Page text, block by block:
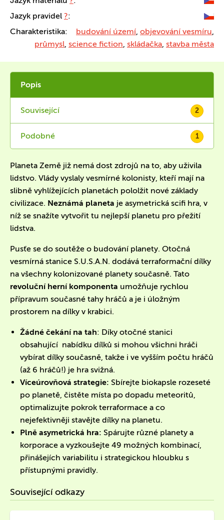
Jazyk pravidel ?:
Charakteristika:
budování území, objevování vesmíru,
průmysl, science fiction, skládačka, stavba města
Popis
Související 2
Podobné 1
Planeta Země již nemá dost zdrojů na to, aby uživila
lidstvo. Vlády vyslaly vesmírné kolonisty, kteří mají na
slibně vyhlížejících planetách pololžit nové základy
civilizace. Neznámá planeta je asymetrická scifi hra, v
níž se snažíte vytvořit tu nejlepší planetu pro přežití
lidstva.
Pusťe se do soutěže o budování planety. Otočná
vesmírná stanice S.U.S.A.N. dodává terraformační dílky
na všechny kolonizované planety současně. Tato
revoluční herní komponenta umožňuje rychlou
přípravum současné tahy hráčů a je i úložným
prostorem na dílky v krabici.
Žádné čekání na tah: Díky otočné stanici
obsahující nabídku dílků si mohou všichni hráči
vybírat dílky současně, takže i ve vyšším počtu hráčů
(až 6 hráčů!) je hra svižná.
Víceúrovňová strategie: Sbírejte biokapsle rozeseté
po planetě, čistěte místa po dopadu meteoritů,
optimalizujte pokrok terraformace a co
nejefektivněji stavějte dílky na planetu.
Plně asymetrická hra: Spárujte různé planety a
korporace a vyzkoušejte 49 možných kombinací,
přinášejích variabilitu i strategickou hloubku s
přístupnými pravidly.
Související odkazy